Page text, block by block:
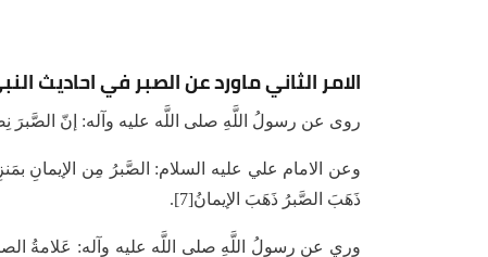
الامر الثاني ماورد عن الصبر في احاديث
روى عن رسولُ اللَّهِ صلی اللَّه علیه وآله: إنّ الصَّبرَ
وعن الامام علي علیه السلام: الصَّبرُ مِن الإیمانِ
ذَهَبَ الصَّبرُ ذَهَبَ الإیمانُ[7].
وري عن رسولُ اللَّهِ صلی اللَّه علیه وآله: عَلامةُ